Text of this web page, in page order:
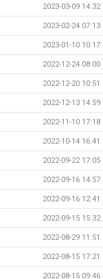
2023-03-09 14:32
2023-02-24 07:13
2023-01-10 10:17
2022-12-24 08:00
2022-12-20 10:51
2022-12-13 14:59
2022-11-10 17:18
2022-10-14 16:41
2022-09-22 17:05
2022-09-16 14:57
2022-09-16 12:41
2022-09-15 15:32
2022-08-29 11:51
2022-08-15 17:21
2022-08-15 09:46